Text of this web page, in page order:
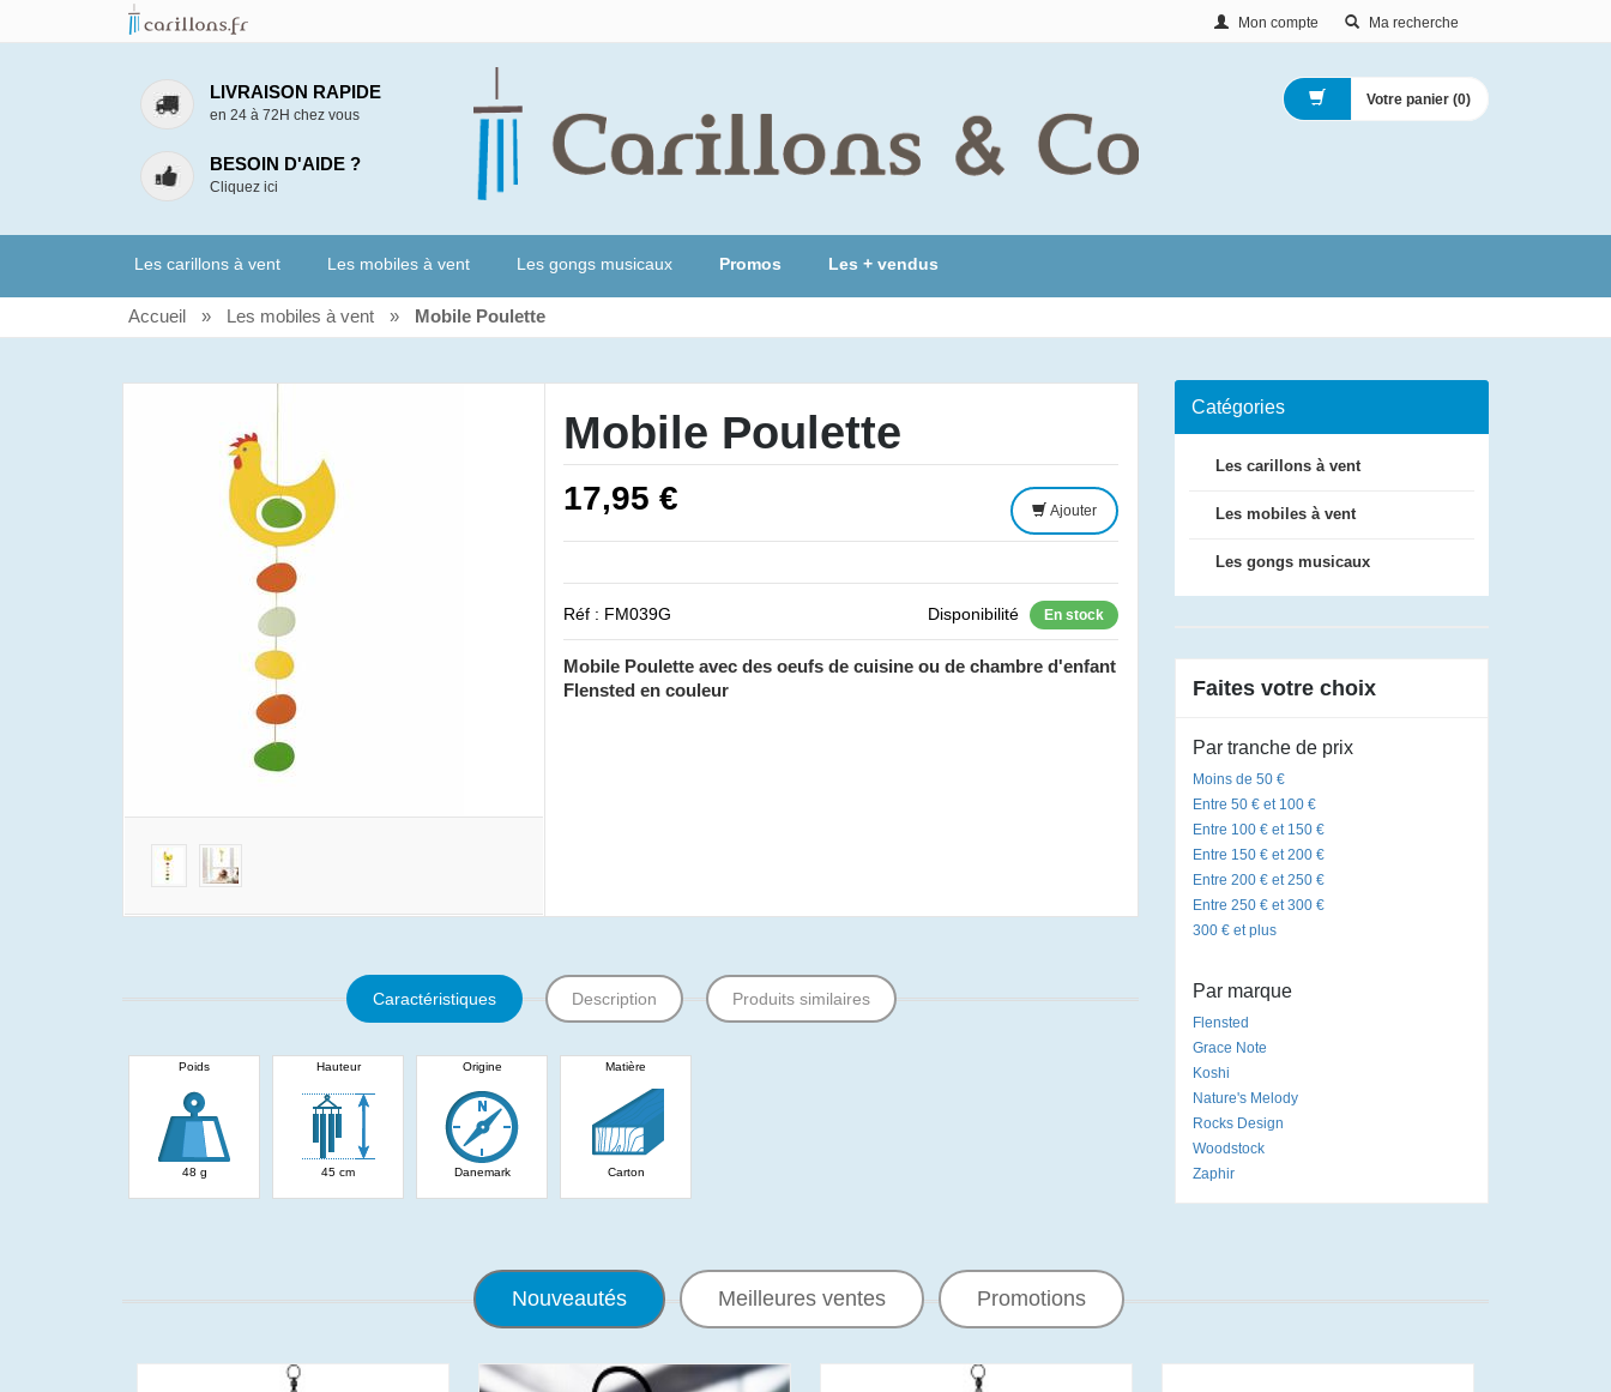
Mon compte Ma recherche
LIVRAISON RAPIDE
en 24 à 72H chez vous
BESOIN D'AIDE ?
Cliquez ici
Votre panier (0)
Les carillons à vent Les mobiles à vent Les gongs musicaux Promos Les + vendus
Accueil » Les mobiles à vent » Mobile Poulette
Mobile Poulette
17,95 € Ajouter
Réf : FM039G Disponibilité En stock
Mobile Poulette avec des oeufs de cuisine ou de chambre d'enfant
Flensted en couleur
Caractéristiques Description Produits similaires
Poids
48 g
Hauteur
45 cm
Origine
Danemark
Matière
Carton
Catégories
Les carillons à vent
Les mobiles à vent
Les gongs musicaux
Faites votre choix
Par tranche de prix
Moins de 50 €
Entre 50 € et 100 €
Entre 100 € et 150 €
Entre 150 € et 200 €
Entre 200 € et 250 €
Entre 250 € et 300 €
300 € et plus
Par marque
Flensted
Grace Note
Koshi
Nature's Melody
Rocks Design
Woodstock
Zaphir
Nouveautés Meilleures ventes Promotions